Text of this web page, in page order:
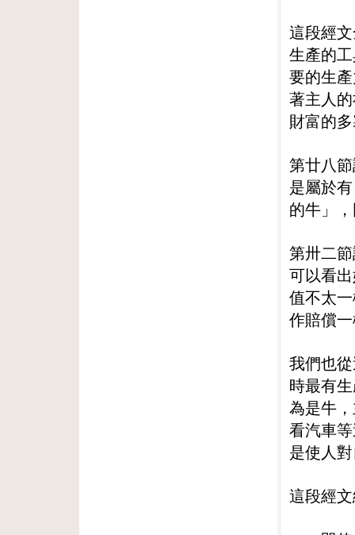
這段經
生產的
要的生
著主人
財富的
第廿八
是屬於
的牛」
第卅二
可以看
值不太
作賠償
我們也
時最有
為是牛
看汽車
是使人
這段經